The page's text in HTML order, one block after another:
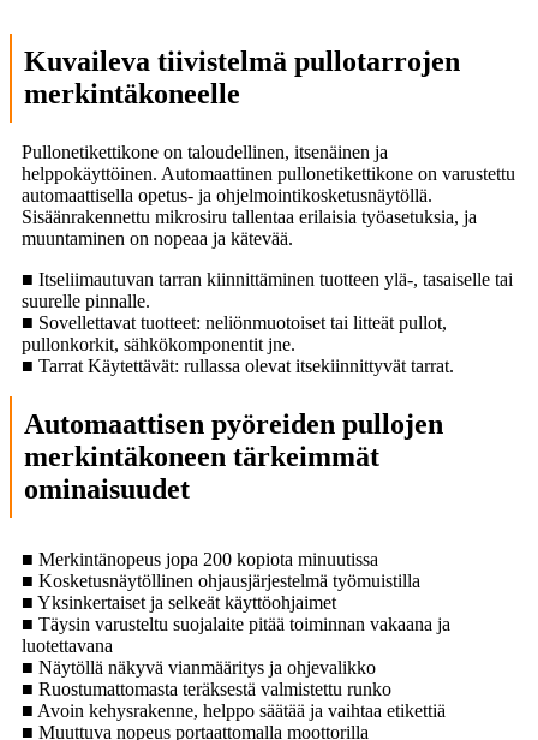
Kuvaileva tiivistelmä pullotarrojen
merkintäkoneelle
Pullonetikettikone on taloudellinen, itsenäinen ja
helppokäyttöinen. Automaattinen pullonetikettikone on varustettu
automaattisella opetus- ja ohjelmointikosketusnäytöllä.
Sisäänrakennettu mikrosiru tallentaa erilaisia ​​työasetuksia, ja
muuntaminen on nopeaa ja kätevää.
■ Itseliimautuvan tarran kiinnittäminen tuotteen ylä-, tasaiselle tai
suurelle pinnalle.
■ Sovellettavat tuotteet: neliönmuotoiset tai litteät pullot,
pullonkorkit, sähkökomponentit jne.
■ Tarrat Käytettävät: rullassa olevat itsekiinnittyvät tarrat.
Automaattisen pyöreiden pullojen
merkintäkoneen tärkeimmät
ominaisuudet
■ Merkintänopeus jopa 200 kopiota minuutissa
■ Kosketusnäytöllinen ohjausjärjestelmä työmuistilla
■ Yksinkertaiset ja selkeät käyttöohjaimet
■ Täysin varusteltu suojalaite pitää toiminnan vakaana ja
luotettavana
■ Näytöllä näkyvä vianmääritys ja ohjevalikko
■ Ruostumattomasta teräksestä valmistettu runko
■ Avoin kehysrakenne, helppo säätää ja vaihtaa etikettiä
■ Muuttuva nopeus portaattomalla moottorilla